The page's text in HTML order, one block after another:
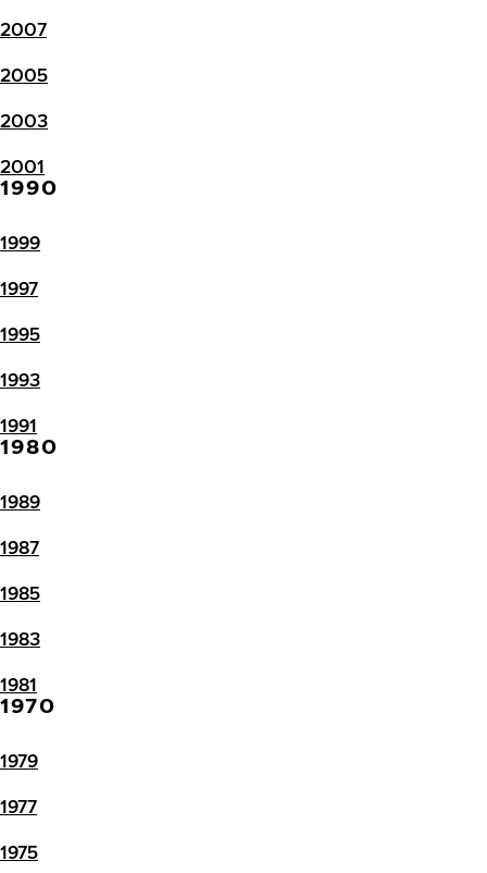
2007
2005
2003
2001
1990
1999
1997
1995
1993
1991
1980
1989
1987
1985
1983
1981
1970
1979
1977
1975